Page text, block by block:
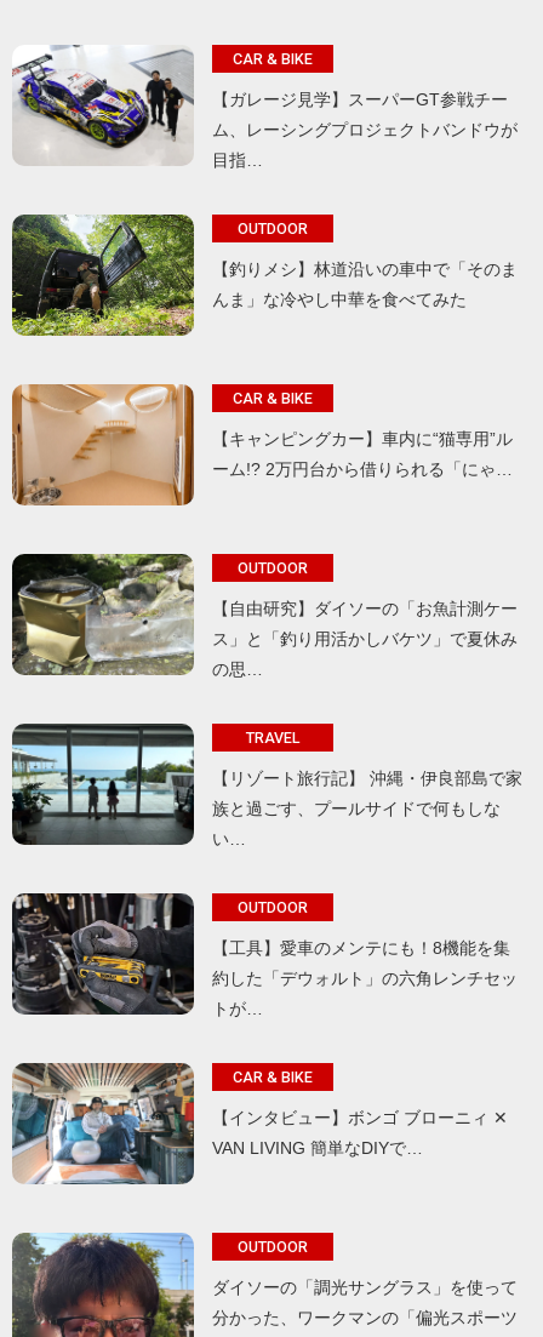
CAR & BIKE
【ガレージ見学】スーパーGT参戦チー
ム、レーシングプロジェクトバンドウが
目指…
OUTDOOR
【釣りメシ】林道沿いの車中で「そのま
んま」な冷やし中華を食べてみた
CAR & BIKE
【キャンピングカー】車内に“猫専用”ル
ーム!? 2万円台から借りられる「にゃ…
OUTDOOR
【自由研究】ダイソーの「お魚計測ケー
ス」と「釣り用活かしバケツ」で夏休み
の思…
TRAVEL
【リゾート旅行記】 沖縄・伊良部島で家
族と過ごす、プールサイドで何もしな
い…
OUTDOOR
【工具】愛車のメンテにも！8機能を集
約した「デウォルト」の六角レンチセッ
トが…
CAR & BIKE
【インタビュー】ボンゴ ブローニィ ✕
VAN LIVING 簡単なDIYで…
OUTDOOR
ダイソーの「調光サングラス」を使って
分かった、ワークマンの「偏光スポーツ